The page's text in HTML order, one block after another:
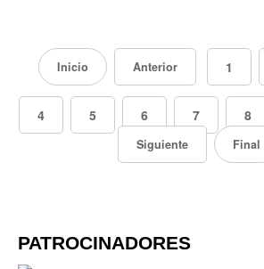
Inicio Anterior 1
4 5 6 7 8
Siguiente Final
PATROCINADORES